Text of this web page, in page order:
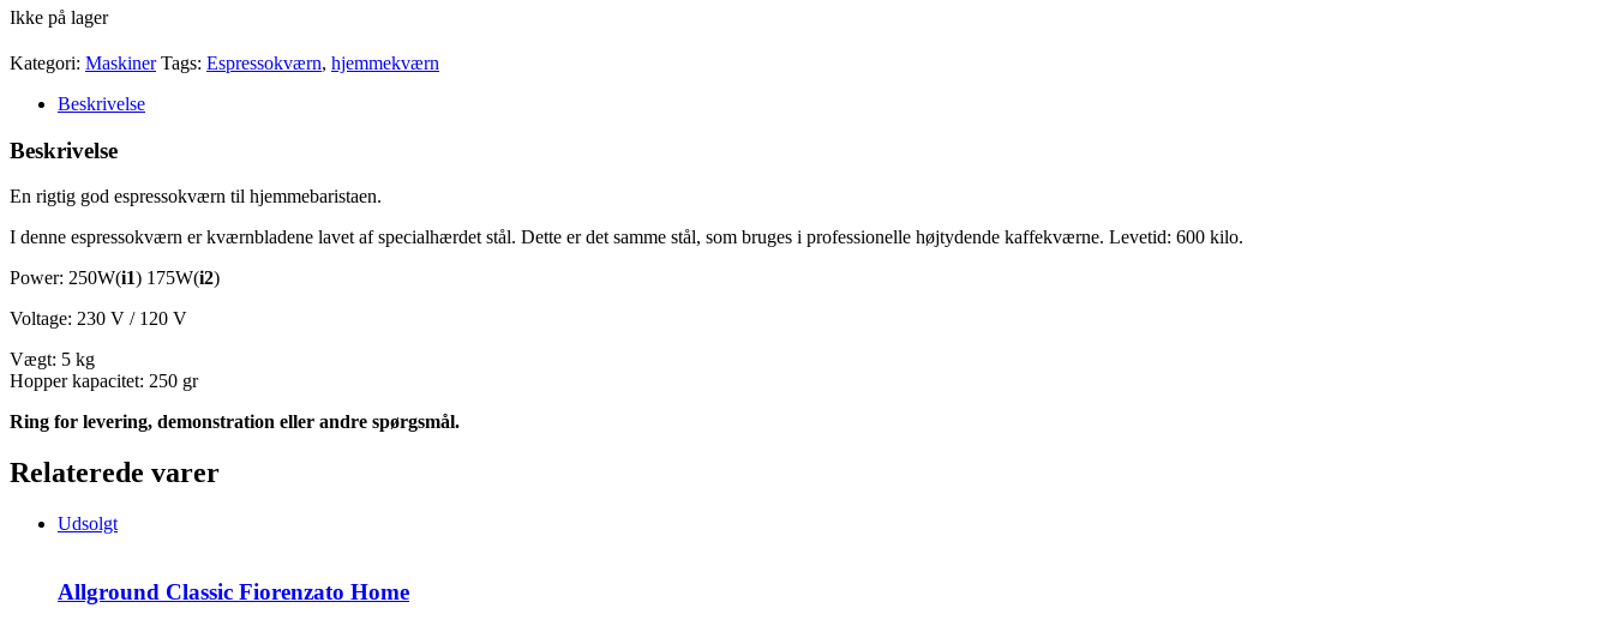
Ikke på lager
Kategori: Maskiner Tags: Espressokværn, hjemmekværn
Beskrivelse
Beskrivelse
En rigtig god espressokværn til hjemmebaristaen.
I denne espressokværn er kværnbladene lavet af specialhærdet stål. Dette er det samme stål, som bruges i professionelle højtydende kaffekværne. Levetid: 600 kilo.
Power: 250W(i1) 175W(i2)
Voltage: 230 V / 120 V
Vægt: 5 kg
Hopper kapacitet: 250 gr
Ring for levering, demonstration eller andre spørgsmål.
Relaterede varer
Udsolgt
Allground Classic Fiorenzato Home